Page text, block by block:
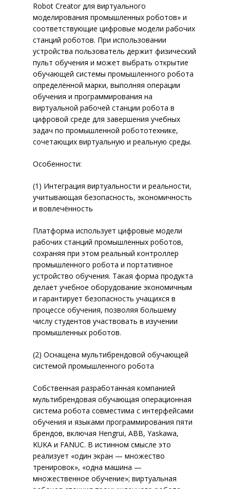
Robot Creator для виртуального
моделирования промышленных роботов» и
соответствующие цифровые модели рабочих
станций роботов. При использовании
устройства пользователь держит физический
пульт обучения и может выбрать открытие
обучающей системы промышленного робота
определённой марки, выполняя операции
обучения и программирования на
виртуальной рабочей станции робота в
цифровой среде для завершения учебных
задач по промышленной робототехнике,
сочетающих виртуальную и реальную среды.
Особенности:
(1) Интеграция виртуальности и реальности,
учитывающая безопасность, экономичность
и вовлечённость
Платформа использует цифровые модели
рабочих станций промышленных роботов,
сохраняя при этом реальный контроллер
промышленного робота и портативное
устройство обучения. Такая форма продукта
делает учебное оборудование экономичным
и гарантирует безопасность учащихся в
процессе обучения, позволяя большему
числу студентов участвовать в изучении
промышленных роботов.
(2) Оснащена мультибрендовой обучающей
системой промышленного робота
Собственная разработанная компанией
мультибрендовая обучающая операционная
система робота совместима с интерфейсами
обучения и языками программирования пяти
брендов, включая Hengrui, ABB, Yaskawa,
KUKA и FANUC. В истинном смысле это
реализует «один экран — множество
тренировок», «одна машина —
множественное обучение»; виртуальная
ПРОМЫШЛЕННАЯ
НОУТБУКИ
НОУТБУКИ LATITUDE
НОУТБУКИ INSPIRON
НОУТБУКИ VOSTRO
МОБИЛЬНЫЕ РАБОЧИЕ
СЕРВЕРЫ
СЕРВЕРЫ В КОРПУСЕ
СЕРВЕРЫ ДЛЯ
МОДУЛЬНАЯ
ИНФРАСТРУКТУРА ЦОД
СИСТЕМЫ ХРАНЕНИЯ
РЕЗЕРВНОЕ
ДИСКОВЫЕ МАССИВЫ
СЕРВЕРНОЕ РАСШИРЕНИЕ
IP-ТЕЛЕФОНИЯ
IP-ТЕЛЕФОНЫ
АКСЕССУАРЫ
IT-АВТОМАТИЗАЦИЯ
1C БИТРИКС —
СИСТЕМА УПРАВЛЕНИЯ
BPM’ONLINESALES — CRM-
ДЛЯ ПРОФЕССИОНАЛЬНОГО
ТИПОВ
О НАС
ОТЗЫВЫ
СЕРТИФИКАТЫ
НОВОСТИ
ЖИЗНЬ КОМПАНИИ
КОНТАКТЫ
IT ОБОРУДОВАНИЕ